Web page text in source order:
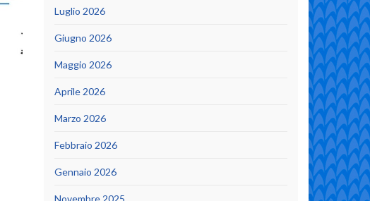
Luglio 2026
Giugno 2026
Maggio 2026
Aprile 2026
Marzo 2026
Febbraio 2026
Gennaio 2026
Novembre 2025